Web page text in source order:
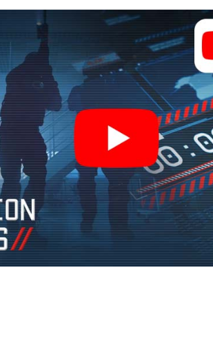
und erhalten Zugang zu Ihrer ganz
macht Horgen zu Ihrem ganz
in die Welt der Spionage und
Escape Room!